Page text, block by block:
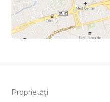
Proprietăți